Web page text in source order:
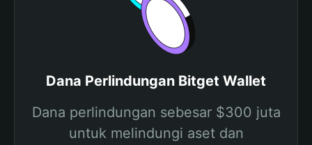
Dana Perlindungan Bitget Wallet
Dana perlindungan sebesar $300 juta
untuk melindungi aset dan